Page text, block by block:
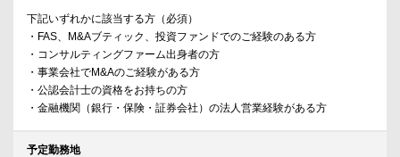
下記いずれかに該当する方（必須）
・FAS、M&Aブティック、投資ファンドでのご経験のある方
・コンサルティングファーム出身者の方
・事業会社でM&Aのご経験がある方
・公認会計士の資格をお持ちの方
・金融機関（銀行・保険・証券会社）の法人営業経験がある方
予定勤務地